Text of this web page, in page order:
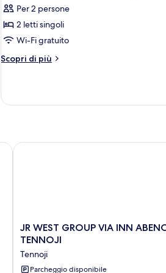
le
foto
per
Camera
letti
Per 2 persone
2 letti singoli
Wi-Fi gratuito
Scopri di più
Altri
Executive,
JR
WEST
VIA
INN
JR WEST GROUP VIA INN
TENNOJI
Tennoji
Parcheggio disponibile
JR WEST GROUP VIA INN ABENO